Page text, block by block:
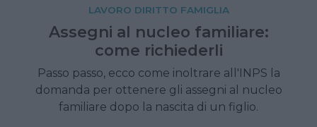
LAVORO DIRITTO FAMIGLIA
Assegni al nucleo familiare:
come richiederli
Passo passo, ecco come inoltrare all'INPS la
domanda per ottenere gli assegni al nucleo
familiare dopo la nascita di un figlio.